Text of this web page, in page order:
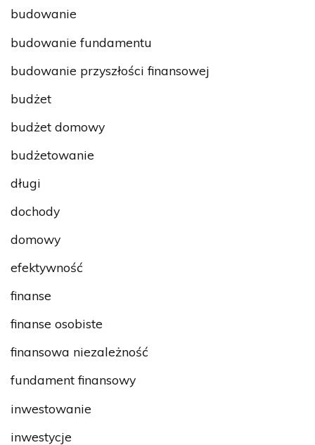
budowanie
budowanie fundamentu
budowanie przyszłości finansowej
budżet
budżet domowy
budżetowanie
długi
dochody
domowy
efektywność
finanse
finanse osobiste
finansowa niezależność
fundament finansowy
inwestowanie
inwestycje